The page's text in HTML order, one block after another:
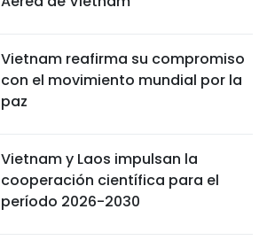
Vietnam reafirma su compromiso
con el movimiento mundial por la
paz
Vietnam y Laos impulsan la
cooperación científica para el
período 2026-2030